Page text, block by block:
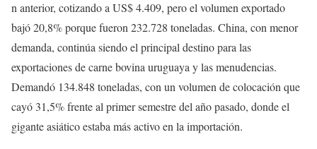
n anterior, cotizando a US$ 4.409, pero el volumen exportado
bajó 20,8% porque fueron 232.728 toneladas. China, con menor
demanda, continúa siendo el principal destino para las
exportaciones de carne bovina uruguaya y las menudencias.
Demandó 134.848 toneladas, con un volumen de colocación que
cayó 31,5% frente al primer semestre del año pasado, donde el
gigante asiático estaba más activo en la importación.